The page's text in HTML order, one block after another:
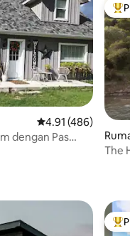
ulasan
Penarafan purata
4.91 (486)
dengan Pas
d
The